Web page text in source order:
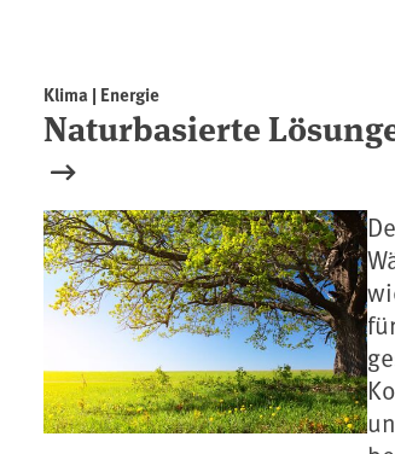
Klima | Energie
Naturbasierte